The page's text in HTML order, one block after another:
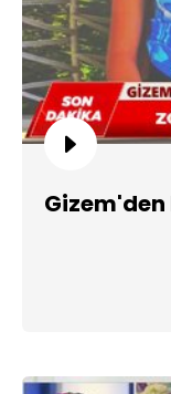
Gizem'den